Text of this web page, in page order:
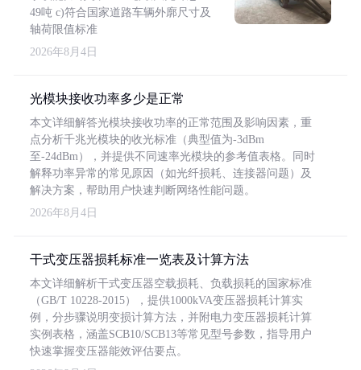
49吨 c)符合国家道路车辆外廓尺寸及
轴荷限值标准
2026年8月4日
光模块接收功率多少是正常
本文详细解答光模块接收功率的正常范围及影响因素，重
点分析千兆光模块的收光标准（典型值为-3dBm
至-24dBm），并提供不同速率光模块的参考值表格。同时
解释功率异常的常见原因（如光纤损耗、连接器问题）及
解决方案，帮助用户快速判断网络性能问题。
2026年8月4日
干式变压器损耗标准一览表及计算方法
本文详细解析干式变压器空载损耗、负载损耗的国家标准
（GB/T 10228-2015），提供1000kVA变压器损耗计算实
例，分步骤说明变损计算方法，并附电力变压器损耗计算
实例表格，涵盖SCB10/SCB13等常见型号参数，指导用户
快速掌握变压器能效评估要点。